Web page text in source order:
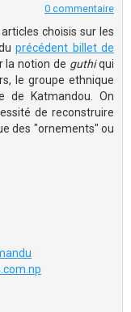
0 commentaire
choisis sur les
précédent billet de
la notion de guthiqui
le groupe ethnique
de Katmandou. On
de reconstruire
des "ornements" ou